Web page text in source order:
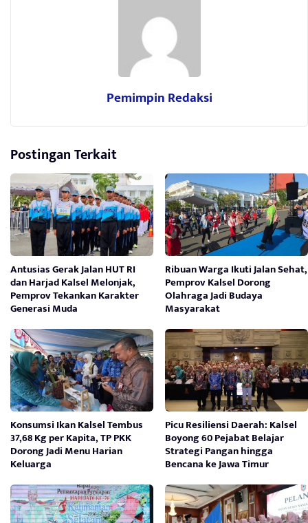
Pemimpin Redaksi
Postingan Terkait
Antusias Gerak Jalan HUT RI
dan Harjad Kalsel Melonjak,
Pemprov Tekankan Karakter
Generasi Muda
Ribuan Warga Ikuti Jalan Sehat,
Pemprov Kalsel Dorong
Olahraga Jadi Budaya
Masyarakat
Konsumsi Ikan Kalsel Tembus
37,68 Kg per Kapita, TP PKK
Dorong Jadi Menu Harian
Keluarga
Picu Resiliensi Daerah: Kalsel
Boyong 60 Pejabat Belajar
Strategi Pangan hingga
Bencana ke Jawa Timur